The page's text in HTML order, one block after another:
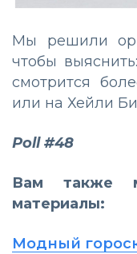
Мы решили
чтобы
смотрится
или на Хейли
Poll #48
Вам также
материалы:
Модный